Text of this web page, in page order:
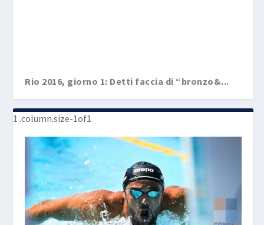
Rio 2016, giorno 1: Detti faccia di “bronzo&...